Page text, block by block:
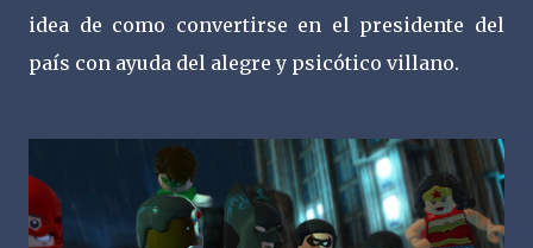
idea de como convertirse en el presidente del
país con ayuda del alegre y psicótico villano.